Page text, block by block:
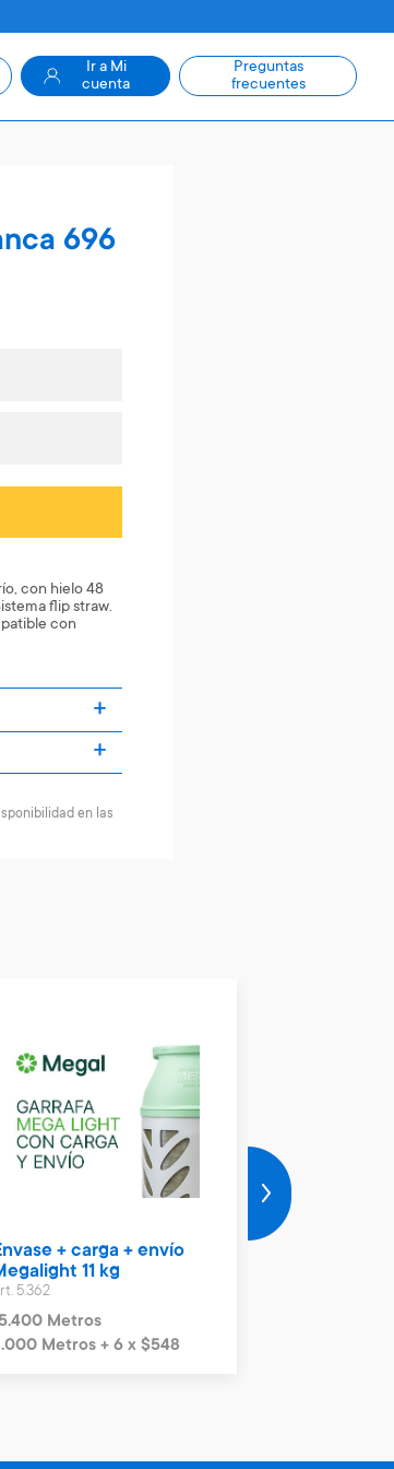
696
con hielo 48
flip straw.
con
en las
+ carga + envío
11 kg
5.362
Metros
Metros + 6 x $548
Ir a Mi
cuenta
Preguntas
frecuentes